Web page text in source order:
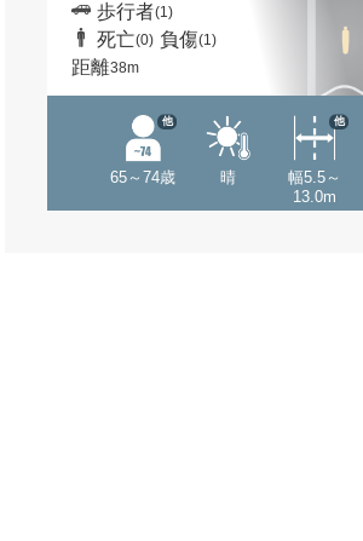
歩行者(1)
死亡(0) 負傷(1)
距離38m
65～74歳
他
晴
幅5.5～
13.0m
他